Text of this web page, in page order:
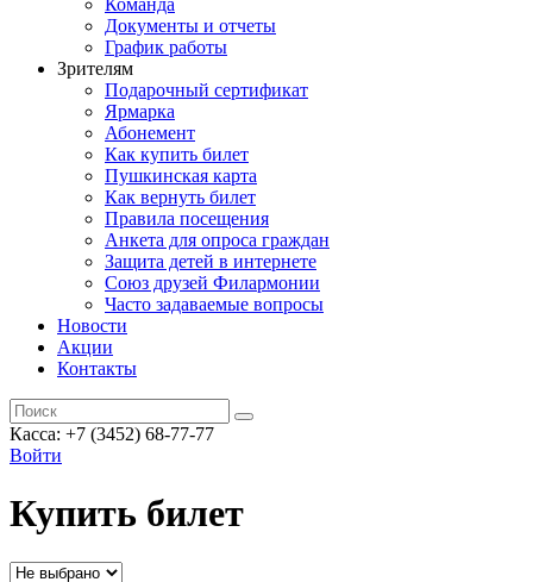
Команда
Документы и отчеты
График работы
Зрителям
Подарочный сертификат
Ярмарка
Абонемент
Как купить билет
Пушкинская карта
Как вернуть билет
Правила посещения
Анкета для опроса граждан
Защита детей в интернете
Союз друзей Филармонии
Часто задаваемые вопросы
Новости
Акции
Контакты
Касса: +7 (3452) 68-77-77
Войти
Купить билет